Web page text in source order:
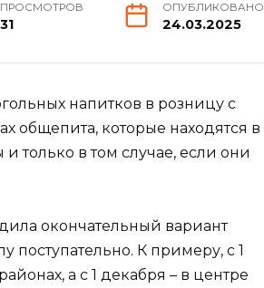
ПРОСМОТРОВ
31
ОПУБЛИКОВАНО
24.03.2025
напитков в розницу с
общепита, которые находятся в
только в том случае, если они
окончательный вариант
поступательно. К примеру, с 1
а с 1 декабря – в центре